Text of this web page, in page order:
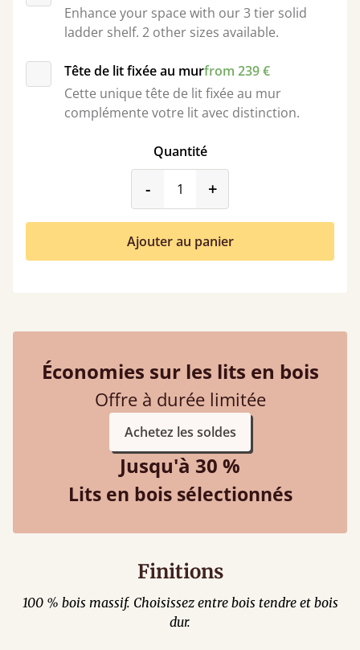
Enhance your space with our 3 tier solid
ladder shelf. 2 other sizes available.
Tête de lit fixée au murfrom 239 €
Cette unique tête de lit fixée au mur
complémente votre lit avec distinction.
Quantité
-product_form.decrease
+
Ajouter au panier
Économies sur les lits en bois
Offre à durée limitée
Achetez les soldes
Jusqu'à 30 %
Lits en bois sélectionnés
Finitions
100 % bois massif. Choisissez entre bois tendre et bois
dur.